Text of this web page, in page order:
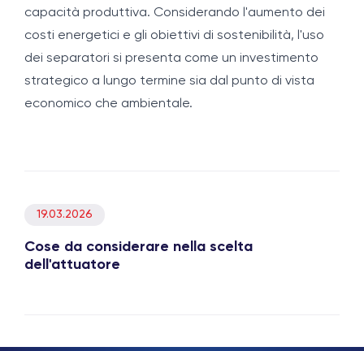
capacità produttiva. Considerando l'aumento dei
costi energetici e gli obiettivi di sostenibilità, l'uso
dei separatori si presenta come un investimento
strategico a lungo termine sia dal punto di vista
economico che ambientale.
19.03.2026
Cose da considerare nella scelta
dell'attuatore